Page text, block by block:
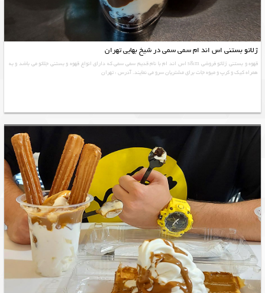
ژلاتو بستنی اس اند ام سمی سمی در شیخ بهایی تهران
قهوه و بستنی ژلاتو فروشی s&m اس اند ام با نام قدیم سمی سمی که دارای انواع قهوه و بستنی جلاتو می باشد و به
همراه کیک و کرپ و میوه جات برای مشتریان سرو می نمایند. آدرس : تهران